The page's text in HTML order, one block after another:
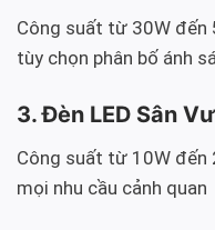
Công suất từ 30W đến
tùy chọn phân bố ánh
3. Đèn LED Sân
Công suất từ 10W đến
mọi nhu cầu cảnh quan